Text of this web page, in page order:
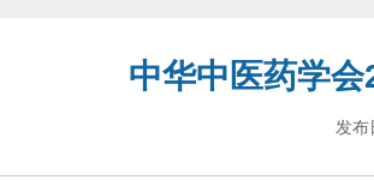
中华中医药学
发布